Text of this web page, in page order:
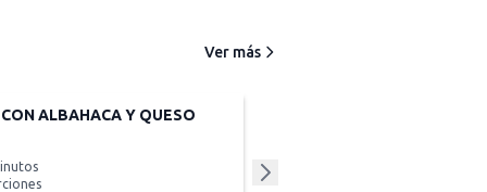
Ver más
ALBAHACA Y QUESO